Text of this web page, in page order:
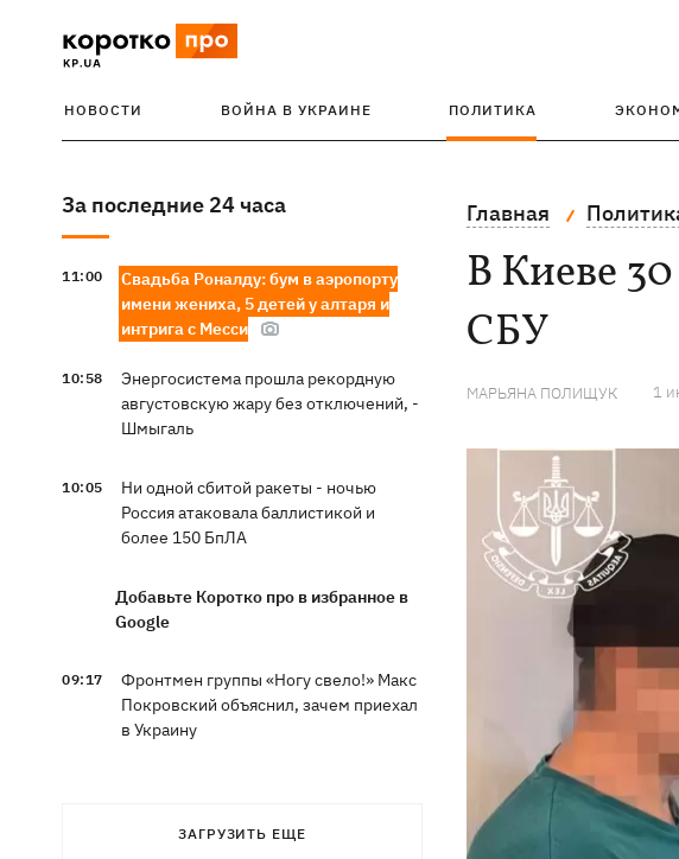
НОВОСТИ ВОЙНА В УКРАИНЕ ПОЛИТИКА
За последние 24 часа
11:00
Свадьба Роналду: бум в аэропорту
имени жениха, 5 детей у алтаря и
интрига с Месси
10:58
Энергосистема прошла рекордную
августовскую жару без отключений, -
Шмыгаль
10:05
Ни одной сбитой ракеты - ночью
Россия атаковала баллистикой и
более 150 БпЛА
Добавьте Коротко про в избранное в
Google
09:17
Фронтмен группы «Ногу свело!» Макс
Покровский объяснил, зачем приехал
в Украину
ураган натворил беды на
ЗАГРУЗИТЬ ЕЩЕ
Главная
В Киеве
СБУ
МАРЬЯНА ПОЛИЩУК 1